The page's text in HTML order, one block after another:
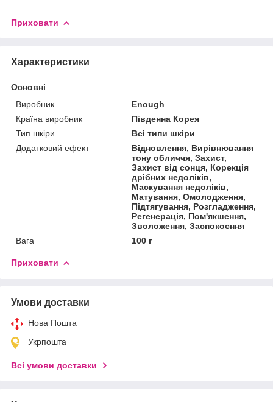
Приховати
Характеристики
Основні
Виробник
Enough
Країна виробник
Південна Корея
Тип шкіри
Всі типи шкіри
Додатковий ефект
Відновлення, Вирівнювання
тону обличчя, Захист,
Захист від сонця, Корекція
дрібних недоліків,
Маскування недоліків,
Матування, Омолодження,
Підтягування, Розгладження,
Регенерація, Пом'якшення,
Зволоження, Заспокоєння
Вага
100 г
Приховати
Умови доставки
Нова Пошта
Укрпошта
Всі умови доставки